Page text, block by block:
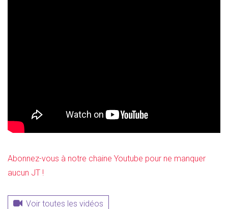
Abonnez-vous à notre chaine Youtube pour ne manquer
aucun JT !
Voir toutes les vidéos